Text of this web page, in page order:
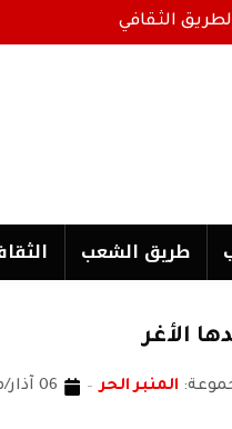
الثقافي
طریق الشعب
الأغر
المنبر الحر 06 آذار/مارس 2019